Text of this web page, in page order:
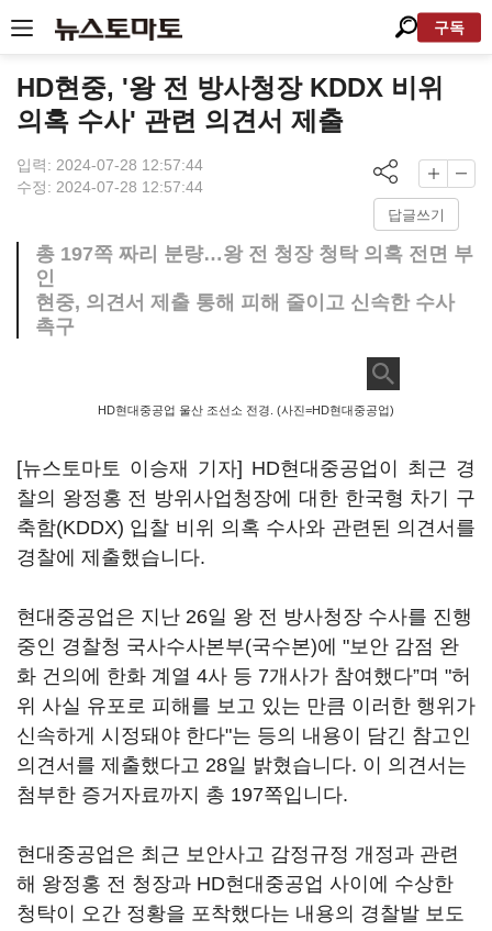
구독
HD현중, '왕 전 방사청장 KDDX 비위
의혹 수사' 관련 의견서 제출
입력: 2024-07-28 12:57:44
수정: 2024-07-28 12:57:44
답글쓰기
총 197쪽 짜리 분량…왕 전 청장 청탁 의혹 전면 부
인
현중, 의견서 제출 통해 피해 줄이고 신속한 수사
촉구
HD현대중공업 울산 조선소 전경. (사진=HD현대중공업)
[뉴스토마토 이승재 기자] HD현대중공업이 최근 경
찰의 왕정홍 전 방위사업청장에 대한 한국형 차기 구
축함(KDDX) 입찰 비위 의혹 수사와 관련된 의견서를
경찰에 제출했습니다.
현대중공업은 지난 26일 왕 전 방사청장 수사를 진행
중인 경찰청 국사수사본부(국수본)에 "보안 감점 완
화 건의에 한화 계열 4사 등 7개사가 참여했다”며 "허
위 사실 유포로 피해를 보고 있는 만큼 이러한 행위가
신속하게 시정돼야 한다"는 등의 내용이 담긴 참고인
의견서를 제출했다고 28일 밝혔습니다. 이 의견서는
첨부한 증거자료까지 총 197쪽입니다.
현대중공업은 최근 보안사고 감정규정 개정과 관련
해 왕정홍 전 청장과 HD현대중공업 사이에 수상한
청탁이 오간 정황을 포착했다는 내용의 경찰발 보도